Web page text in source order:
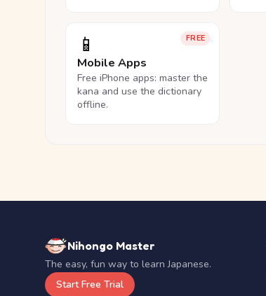
FREE
📱
Mobile Apps
Free iPhone apps: master the
kana and use the dictionary
offline.
Nihongo Master
The easy, fun way to learn Japanese.
Start Free Trial